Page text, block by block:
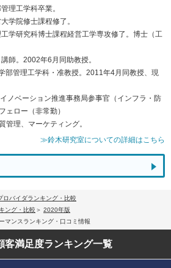
理工学科卒業。
学院修士課程修了。
学研究科博士課程経営工学専攻修了。博士（工
師。2002年6月同助教授。
部管理工学科・准教授。2011年4月同教授、現
ノベーション推進事務局参事官（インフラ・防
ェロー（非常勤）
管理、マーケティング。
≫鈴木研究室についての詳細はこちら
ロバイダランキング・比較
ング・比較
2020年版
マンスランキング・口コミ情報
客満足度ランキング一覧